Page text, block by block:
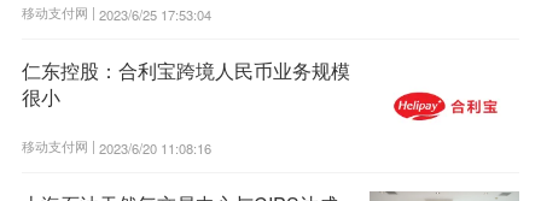
移动支付网 | 2023/6/25 17:53:04
仁东控股：合利宝跨境人民币业务规模
很小
移动支付网 | 2023/6/20 11:08:16